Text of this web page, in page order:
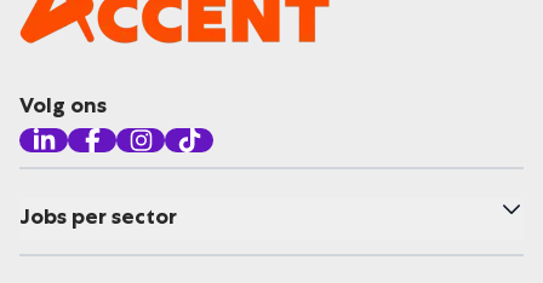
Volg ons
Jobs per sector